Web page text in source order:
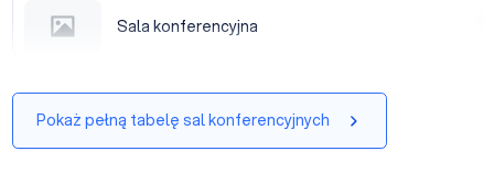
Sala konferencyjna
Sala konferencyjna
Pokaż pełną tabelę sal konferencyjnych